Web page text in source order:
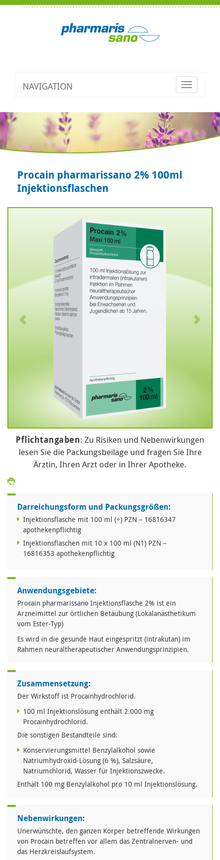
NAVIGATION
Toggle
Procain pharmarissano 2% 100ml
Injektionsflaschen
Pflichtangaben: Zu Risiken und Nebenwirkungen
lesen Sie die Packungsbeilage und fragen Sie Ihre
Ärztin, Ihren Arzt oder in Ihrer Apotheke.
Darreichungsform und Packungsgrößen:
Injektionsflasche mit 100 ml (÷) PZN – 16816347
apothekenpflichtig
Injektionsflaschen mit 10 x 100 ml (N1) PZN –
16816353 apothekenpflichtig
Anwendungsgebiete:
Procain pharmarissano Injektionsflasche 2% ist ein
Arzneimittel zur örtlichen Betäubung (Lokalanästhetikum
vom Ester-Typ)
Es wird in die gesunde Haut eingespritzt (intrakutan) im
Rahmen neuraltherapeutischer Anwendungsprinzipien.
Zusammensetzung:
Der Wirkstoff ist Procainhydrochlorid.
100 ml Injektionslösung enthält 2.000 mg
Procainhydrochlorid.
Die sonstigen Bestandteile sind:
Konservierungsmittel Benzylalkohol sowie
Natriumhydroxid-Lösung (6 %), Salzsäure,
Natriumchlorid, Wasser für Injektionszwecke.
Enthält 100 mg Benzylalkohol pro 10 ml Injektionslösung.
Nebenwirkungen:
Unerwünschte, den ganzen Körper betreffende Wirkungen
von Procain betreffen vor allem das Zentralnerven- und
das Herzkreislaufsystem.